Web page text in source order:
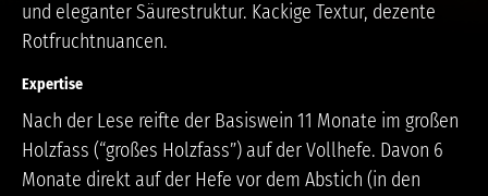
und eleganter Säurestruktur. Kackige Textur, dezente
Rotfruchtnuancen.
Expertise
Nach der Lese reifte der Basiswein 11 Monate im großen
Holzfass (“großes Holzfass”) auf der Vollhefe. Davon 6
Monate direkt auf der Hefe vor dem Abstich (in den